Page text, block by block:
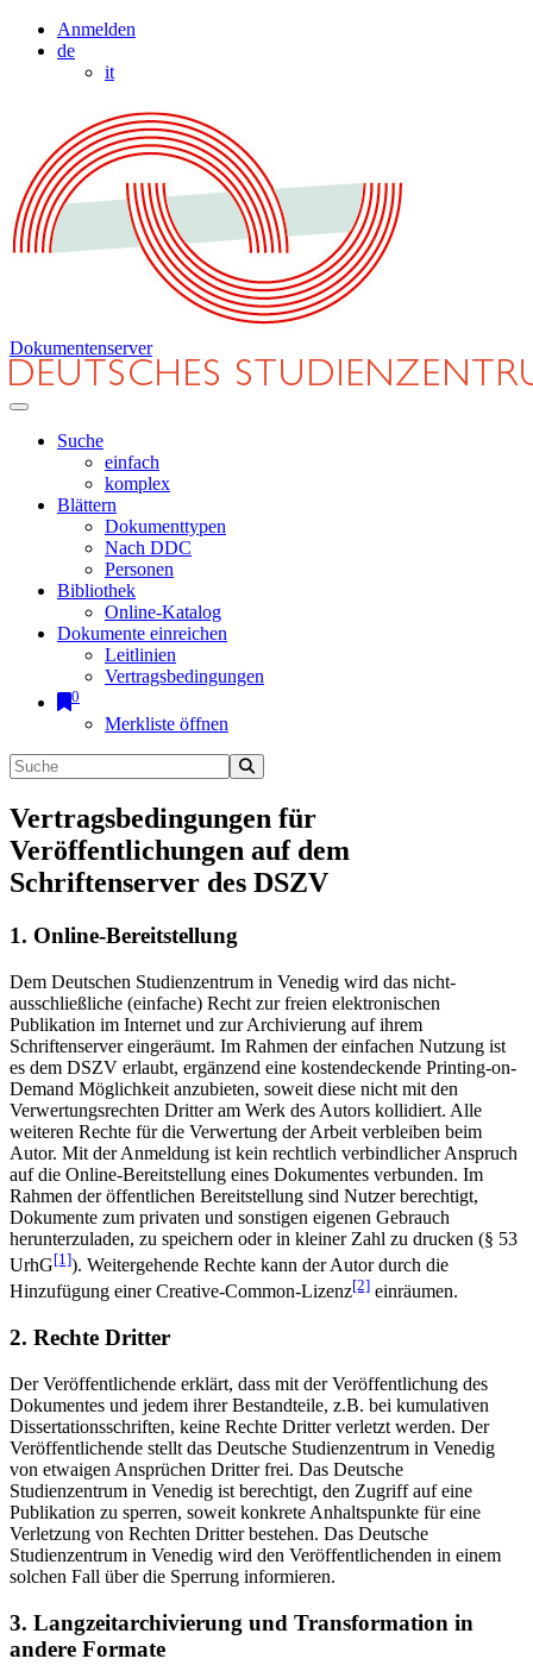
Anmelden
de
it
Dokumentenserver
Suche
einfach
komplex
Blättern
Dokumenttypen
Nach DDC
Personen
Bibliothek
Online-Katalog
Dokumente einreichen
Leitlinien
Vertragsbedingungen
0
Merkliste öffnen
Vertragsbedingungen für
Veröffentlichungen auf dem
Schriftenserver des DSZV
1. Online-Bereitstellung
Dem Deutschen Studienzentrum in Venedig wird das nicht-
ausschließliche (einfache) Recht zur freien elektronischen
Publikation im Internet und zur Archivierung auf ihrem
Schriftenserver eingeräumt. Im Rahmen der einfachen Nutzung ist
es dem DSZV erlaubt, ergänzend eine kostendeckende Printing-on-
Demand Möglichkeit anzubieten, soweit diese nicht mit den
Verwertungsrechten Dritter am Werk des Autors kollidiert. Alle
weiteren Rechte für die Verwertung der Arbeit verbleiben beim
Autor. Mit der Anmeldung ist kein rechtlich verbindlicher Anspruch
auf die Online-Bereitstellung eines Dokumentes verbunden. Im
Rahmen der öffentlichen Bereitstellung sind Nutzer berechtigt,
Dokumente zum privaten und sonstigen eigenen Gebrauch
herunterzuladen, zu speichern oder in kleiner Zahl zu drucken (§ 53
UrhG[1]). Weitergehende Rechte kann der Autor durch die
Hinzufügung einer Creative-Common-Lizenz[2] einräumen.
2. Rechte Dritter
Der Veröffentlichende erklärt, dass mit der Veröffentlichung des
Dokumentes und jedem ihrer Bestandteile, z.B. bei kumulativen
Dissertationsschriften, keine Rechte Dritter verletzt werden. Der
Veröffentlichende stellt das Deutsche Studienzentrum in Venedig
von etwaigen Ansprüchen Dritter frei. Das Deutsche
Studienzentrum in Venedig ist berechtigt, den Zugriff auf eine
Publikation zu sperren, soweit konkrete Anhaltspunkte für eine
Verletzung von Rechten Dritter bestehen. Das Deutsche
Studienzentrum in Venedig wird den Veröffentlichenden in einem
solchen Fall über die Sperrung informieren.
3. Langzeitarchivierung und Transformation in
andere Formate